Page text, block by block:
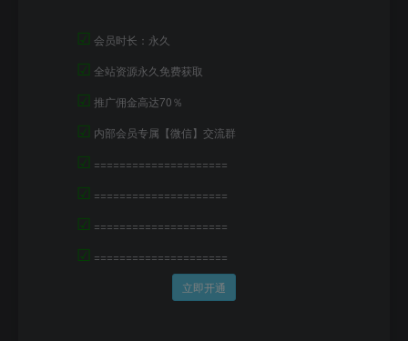
☑ 会员时长：永久
☑ 全站资源永久免费获取
☑ 推广佣金高达70％
☑ 内部会员专属【微信】交流群
☑ =====================
☑ =====================
☑ =====================
☑ =====================
立即开通